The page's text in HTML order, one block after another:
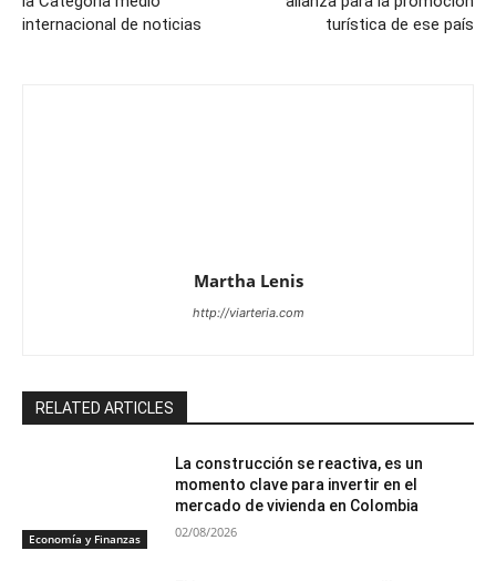
internacional de noticias
turística de ese país
Martha Lenis
http://viarteria.com
RELATED ARTICLES
Economía y Finanzas
La construcción se reactiva, es un
momento clave para invertir en el
mercado de vivienda en Colombia
02/08/2026